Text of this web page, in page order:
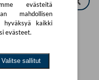
uutta hakua alla olevalla
evästeitä
mahdollisen
hyväksyä kaikki
evästeet.
Valitse sallitut